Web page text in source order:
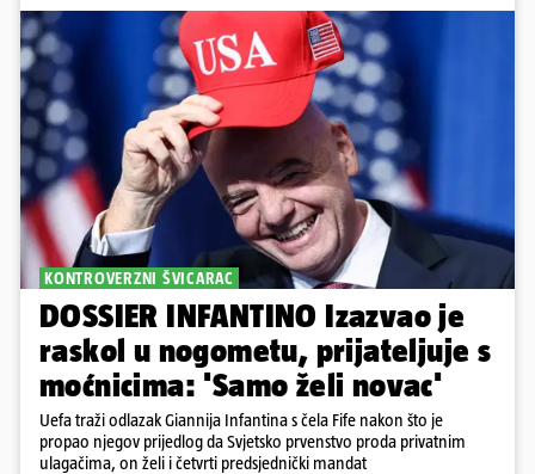
KONTROVERZNI ŠVICARAC
DOSSIER INFANTINO Izazvao je
raskol u nogometu, prijateljuje s
moćnicima: 'Samo želi novac'
Uefa traži odlazak Giannija Infantina s čela Fife nakon što je
propao njegov prijedlog da Svjetsko prvenstvo proda privatnim
ulagačima, on želi i četvrti predsjednički mandat